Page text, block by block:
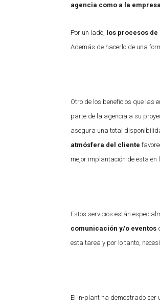
agencia como a la
Por un lado, los procesos
Además de hacerlo de una
Otro de los beneficios que las
parte de la agencia a su
asegura una total
atmósfera del cliente
mejor implantación de esta
Estos servicios están
comunicación y/o eventos
esta tarea y por lo tanto,
El in-plant ha demostrado ser